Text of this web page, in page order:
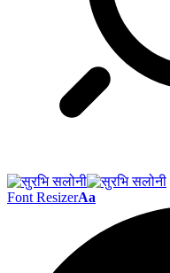
Font ResizerAa